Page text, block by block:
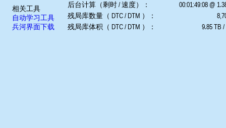
相关工具
自动学习工具
兵河界面下载
后台计算（剩时 / 速度）：
00:01:49:08 @
残局库数量（ DTC / DTM ）：
残局库体积（ DTC / DTM ）：
9.85 TB